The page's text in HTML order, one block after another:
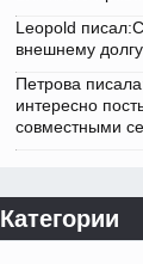
Leopold
внешнему
Петрова
интересно
совместными
Категории